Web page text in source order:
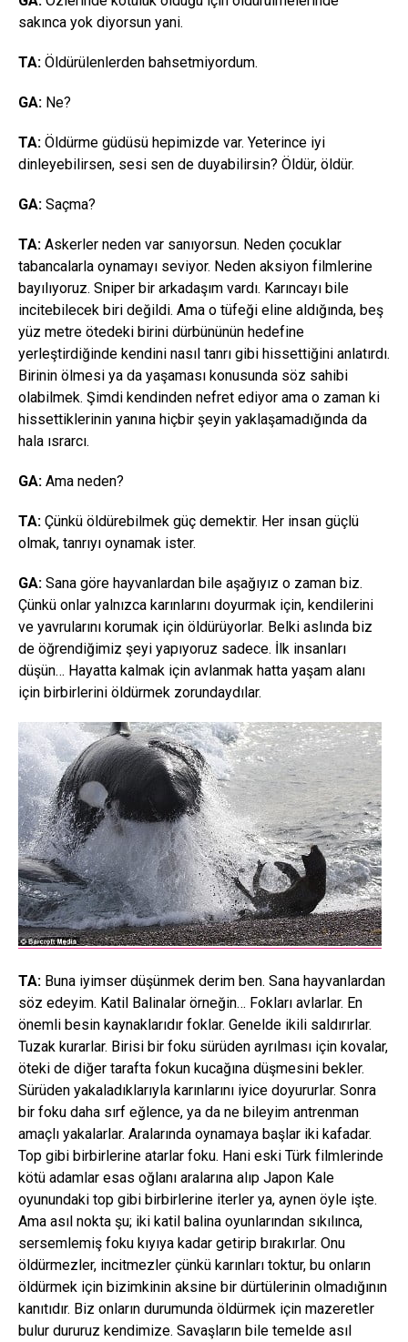
sakınca yok diyorsun yani.
TA: Öldürülenlerden bahsetmiyordum.
GA: Ne?
TA: Öldürme güdüsü hepimizde var. Yeterince iyi
dinleyebilirsen, sesi sen de duyabilirsin? Öldür, öldür.
GA: Saçma?
TA: Askerler neden var sanıyorsun. Neden çocuklar
tabancalarla oynamayı seviyor. Neden aksiyon filmlerine
bayılıyoruz. Sniper bir arkadaşım vardı. Karıncayı bile
incitebilecek biri değildi. Ama o tüfeği eline aldığında, beş
yüz metre ötedeki birini dürbününün hedefine
yerleştirdiğinde kendini nasıl tanrı gibi hissettiğini anlatırdı.
Birinin ölmesi ya da yaşaması konusunda söz sahibi
olabilmek. Şimdi kendinden nefret ediyor ama o zaman ki
hissettiklerinin yanına hiçbir şeyin yaklaşamadığında da
hala ısrarcı.
GA: Ama neden?
TA: Çünkü öldürebilmek güç demektir. Her insan güçlü
olmak, tanrıyı oynamak ister.
GA: Sana göre hayvanlardan bile aşağıyız o zaman biz.
Çünkü onlar yalnızca karınlarını doyurmak için, kendilerini
ve yavrularını korumak için öldürüyorlar. Belki aslında biz
de öğrendiğimiz şeyi yapıyoruz sadece. İlk insanları
düşün… Hayatta kalmak için avlanmak hatta yaşam alanı
için birbirlerini öldürmek zorundaydılar.
TA: Buna iyimser düşünmek derim ben. Sana hayvanlardan
söz edeyim. Katil Balinalar örneğin… Fokları avlarlar. En
önemli besin kaynaklarıdır foklar. Genelde ikili saldırırlar.
Tuzak kurarlar. Birisi bir foku sürüden ayrılması için kovalar,
öteki de diğer tarafta fokun kucağına düşmesini bekler.
Sürüden yakaladıklarıyla karınlarını iyice doyururlar. Sonra
bir foku daha sırf eğlence, ya da ne bileyim antrenman
amaçlı yakalarlar. Aralarında oynamaya başlar iki kafadar.
Top gibi birbirlerine atarlar foku. Hani eski Türk filmlerinde
kötü adamlar esas oğlanı aralarına alıp Japon Kale
oyunundaki top gibi birbirlerine iterler ya, aynen öyle işte.
Ama asıl nokta şu; iki katil balina oyunlarından sıkılınca,
sersemlemiş foku kıyıya kadar getirip bırakırlar. Onu
öldürmezler, incitmezler çünkü karınları toktur, bu onların
öldürmek için bizimkinin aksine bir dürtülerinin olmadığının
kanıtıdır. Biz onların durumunda öldürmek için mazeretler
bulur dururuz kendimize. Savaşların bile temelde asıl